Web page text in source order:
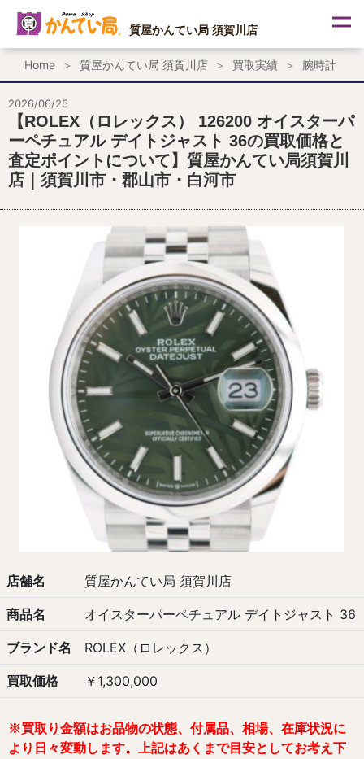
ス
ッ
プ
質屋かんてい局 須賀川店
Home 質屋かんてい局 須賀川店 買取実績 腕時計
2026/06/25
【ROLEX（ロレックス） 126200 オイスターパ
ーペチュアル デイトジャスト 36の買取価格と
査定ポイントについて】質屋かんてい局須賀川
店｜須賀川市・郡山市・白河市
店舗名 質屋かんてい局 須賀川店
商品名 オイスターパーペチュアル デイトジャスト 36
ブランド名 ROLEX（ロレックス）
買取価格 ￥1,300,000
※買取り金額はお品物の状態、付属品、相場、在庫状況に
より日々変動します。上記はあくまで目安としてお考え下